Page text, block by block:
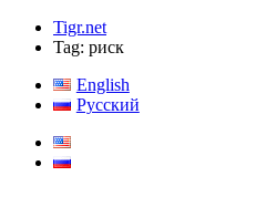
Tigr.net
Tag: риск
English
Русский